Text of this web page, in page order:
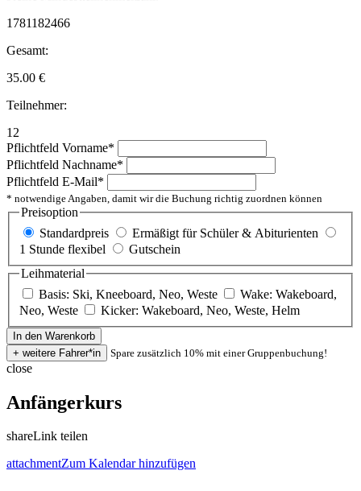
1781182466
Gesamt:
35.00 €
Teilnehmer:
12
Pflichtfeld Vorname*
Pflichtfeld Nachname*
Pflichtfeld E-Mail*
* notwendige Angaben, damit wir die Buchung richtig zuordnen können
Preisoption
Standardpreis
Ermäßigt für Schüler & Abiturienten
1 Stunde flexibel
Gutschein
Leihmaterial
Basis: Ski, Kneeboard, Neo, Weste
Wake: Wakeboard,
Neo, Weste
Kicker: Wakeboard, Neo, Weste, Helm
Spare zusätzlich 10% mit einer Gruppenbuchung!
close
Anfängerkurs
shareLink teilen
attachmentZum Kalendar hinzufügen